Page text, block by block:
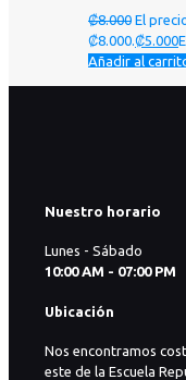
₡8.000 El
₡8.000. ₡5.000
Añadir al
Nuestro horario
Lunes - Sábado
10:00 AM - 07:00 PM
Ubicación
Nos encontramos
este de la Escuela